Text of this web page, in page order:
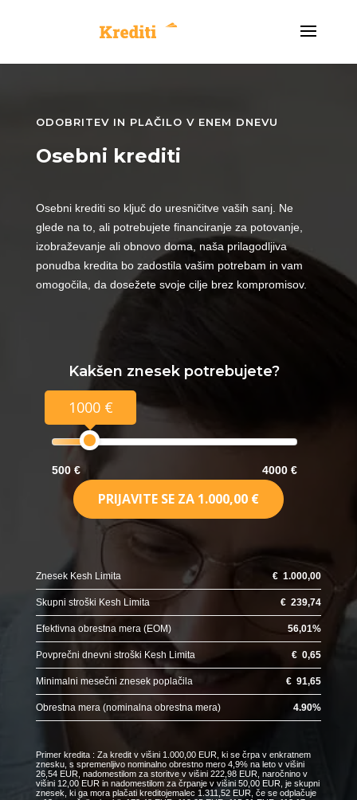
ODOBRITEV IN PLAČILO V ENEM DNEVU
Osebni krediti
Osebni krediti so ključ do uresničitve vaših sanj. Ne
glede na to, ali potrebujete financiranje za potovanje,
izobraževanje ali obnovo doma, naša prilagodljiva
ponudba kredita bo zadostila vašim potrebam in vam
omogočila, da dosežete svoje cilje brez kompromisov.
Kakšen znesek potrebujete?
1000 €
500 € 4000 €
PRIJAVITE SE ZA 1.000,00 €
Znesek Kesh Limita €1.000,00
Skupni stroški Kesh Limita €239,74
Efektivna obrestna mera (EOM) 56,01%
Povprečni dnevni stroški Kesh Limita €0,65
Minimalni mesečni znesek poplačila €91,65
Obrestna mera (nominalna obrestna mera) 4.90%
Primer kredita : Za kredit v višini 1.000,00 EUR, ki se črpa v enkratnem
znesku, s spremenljivo nominalno obrestno mero 4,9% na leto v višini
26,54 EUR, nadomestilom za storitve v višini 222,98 EUR, naročnino v
višini 12,00 EUR in nadomestilom za črpanje v višini 50,00 EUR, je skupni
znesek, ki ga mora plačati kreditojemalec 1.311,52 EUR, če se odplačuje